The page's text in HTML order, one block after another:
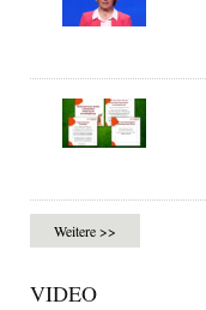
Weitere >>
VIDEO